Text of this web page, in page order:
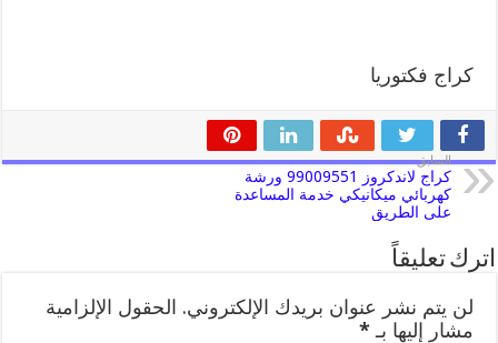
كراج فكتوريا
السابق
كراج لاندكروز 99009551 ورشة
كهربائي ميكانيكي خدمة المساعدة
على الطريق
اترك تعليقاً
لن يتم نشر عنوان بريدك الإلكتروني. الحقول الإلزامية
مشار إليها بـ*